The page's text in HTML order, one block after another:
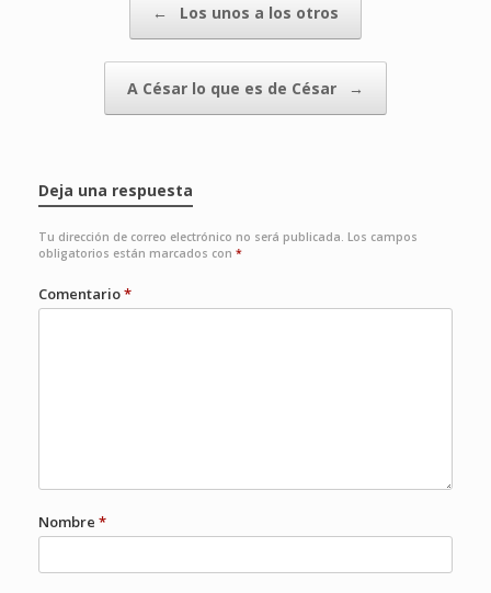
← Los unos a los otros
A César lo que es de César →
Deja una respuesta
Tu dirección de correo electrónico no será publicada. Los campos
obligatorios están marcados con *
Comentario*
Nombre *